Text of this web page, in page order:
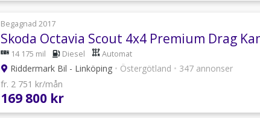
Begagnad 2017
14 175 mil Diesel Automat
Riddermark Bil - Linköping • Östergötland • 347 annonser
fr. 2 751 kr/mån
169 800 kr